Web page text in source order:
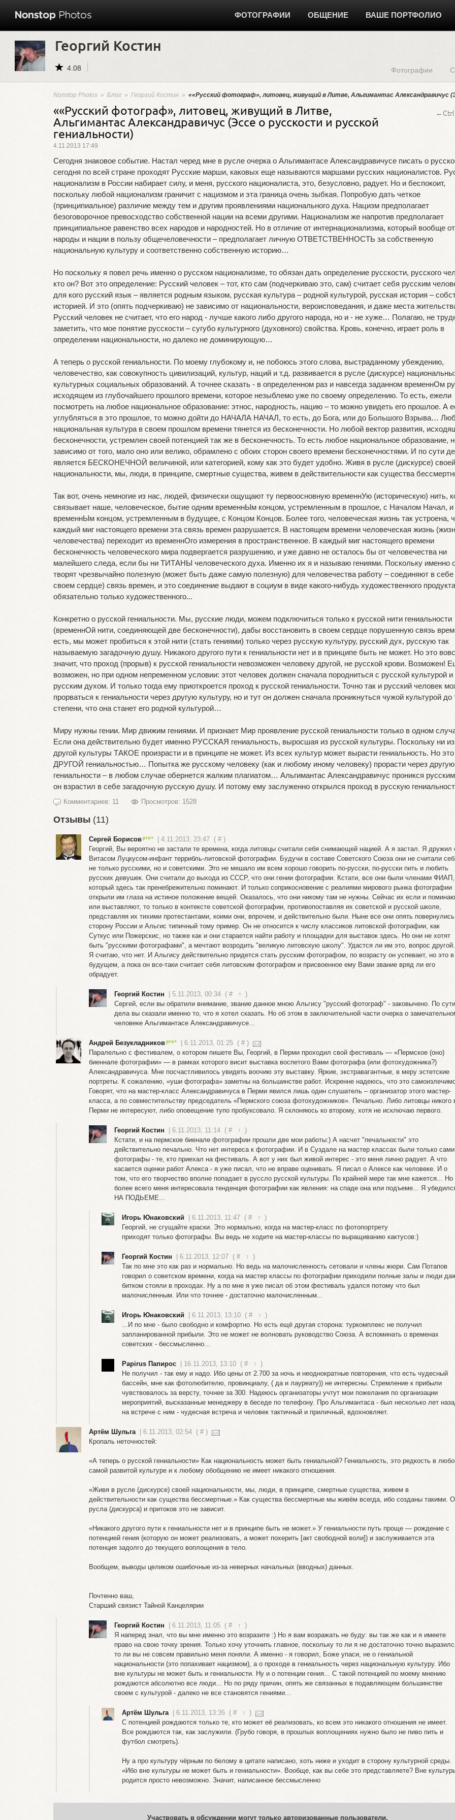
ФОТОГРАФИИ ОБЩЕНИЕ ВАШЕ ПОРТФОЛИО
Георгий Костин
4.08 Фотографии
Nonstop Photos » Блог » Георгий Костин » ««Русский фотограф», литовец, живущий в Литве, Альгимантас Александравичус
««Русский фотограф», литовец, живущий в Литве,
Альгимантас Александравичус (Эссе о русскости и русской
гениальности)
←Ctrl
4.11.2013 17:49
Сегодня знаковое событие. Настал черед мне в русле очерка о Альгимантасе Александравичусе писать о
сегодня по всей стране проходят Русские марши, каковых еще называются маршами русских националистов.
национализм в России набирает силу, и меня, русского националиста, это, безусловно, радует. Но и беспокоит,
поскольку любой национализм граничит с нацизмом и эта граница очень зыбкая. Попробую дать четкое
(принципиальное) различие между тем и другим проявлениями национального духа. Нацизм предполагает
безоговорочное превосходство собственной нации на всеми другими. Национализм же напротив предполагает
принципиальное равенство всех народов и народностей. Но в отличие от интернационализма, который вообще
народы и нации в пользу общечеловечности – предполагает личную ОТВЕТСТВЕННОСТЬ за собственную
национальную культуру и соответственно собственную историю…
Но поскольку я повел речь именно о русском национализме, то обязан дать определение русскости, русского
кто он? Вот это определение: Русский человек – тот, кто сам (подчеркиваю это, сам) считает себя русским
для кого русский язык – является родным языком, русская культура – родной культурой, русская история –
историей. И это (опять подчеркиваю) не зависимо от национальности, вероисповедания, и даже места
Русский человек не считает, что его народ - лучше какого либо другого народа, но и - не хуже… Полагаю, не
заметить, что мое понятие русскости – сугубо культурного (духовного) свойства. Кровь, конечно, играет роль в
определении национальности, но далеко не доминирующую…
А теперь о русской гениальности. По моему глубокому и, не побоюсь этого слова, выстраданному убеждению,
человечество, как совокупность цивилизаций, культур, наций и т.д. развивается в русле (дискурсе)
культурных социальных образований. А точнее сказать - в определенном раз и навсегда заданном временнОм
исходящем из глубочайшего прошлого времени, которое незыблемо уже по своему определению. То есть, ежели
посмотреть на любое национальное образование: этнос, народность, нацию – то можно увидеть его прошлое. А
углубляться в это прошлое, то можно дойти до НАЧАЛА НАЧАЛ, то есть, до Бога, или до Большого Взрыва…
национальная культура в своем прошлом времени тянется из бесконечности. Но любой вектор развития,
бесконечности, устремлен своей потенцией так же в бесконечность. То есть любое национальное образование,
зависимо от того, мало оно или велико, обрамлено с обоих сторон своего времени бесконечностями. И по сути
является БЕСКОНЕЧНОЙ величиной, или категорией, кому как это будет удобно. Живя в русле (дискурсе) своей
национальности, мы, люди, в принципе, смертные существа, живем в действительности как существа
Так вот, очень немногие из нас, людей, физически ощущают ту первоосновную временнУю (историческую) нить,
связывает наше, человеческое, бытие одним временнЫм концом, устремленным в прошлое, с Началом Начал, и
временнЫм концом, устремленным в будущее, с Концом Концов. Более того, человеческая жизнь так устроена,
каждый миг настоящего времени эта связь времен разрушается. В настоящем времени человеческая жизнь
человечества) переходит из временнОго измерения в пространственное. В каждый миг настоящего времени
бесконечность человеческого мира подвергается разрушению, и уже давно не осталось бы от человечества ни
малейшего следа, если бы ни ТИТАНЫ человеческого духа. Именно их я и называю гениями. Поскольку именно
творят чрезвычайно полезную (может быть даже самую полезную) для человечества работу – соединяют в себе
своем сердце) связь времен, и это соединение выдают в социум в виде какого-нибудь художественного
обязательно только художественного...
Конкретно о русской гениальности. Мы, русские люди, можем подключиться только к русской нити гениальности
(временнОй нити, соединяющей две бесконечности), дабы восстановить в своем сердце порушенную связь
есть, мы может пробиться к этой нити (стать гениями) только через русскую культуру, русский дух, русскую так
называемую загадочную душу. Никакого другого пути к гениальности нет и в принципе быть не может. Но это
значит, что проход (прорыв) к русской гениальности невозможен человеку другой, не русской крови. Возможен!
возможен, но при одном непременном условии: этот человек должен сначала породниться с русской культурой и
русским духом. И только тогда ему приоткроется проход к русской гениальности. Точно так и русский человек
прорваться к гениальности через другую культуру, но и тут он должен сначала проникнуться чужой культурой до
степени, что она станет его родной культурой…
Миру нужны гении. Мир движим гениями. И признает Мир проявление русской гениальности только в одном
Если она действительно будет именно РУССКАЯ гениальность, выросшая из русской культуры. Поскольку ни из
другой культуры ТАКОЕ произрасти и в принципе не может. Из всех культур может вырасти гениальность. Но
ДРУГОЙ гениальностью… Попытка же русскому человеку (как и любому иному человеку) прорасти через другую
гениальности – в любом случае обернется жалким плагиатом… Альгимантас Александравичус проникся
он взрастил в себе загадочную русскую душу. И потому ему заслуженно открылся проход в русскую
Комментариев: 11 Просмотров: 1528
Отзывы (11)
Сергей Борисов | 4.11.2013, 23:47 ( # )
Георгий, Вы вероятно не застали те времена, когда литовцы считали себя снимающей нацией. А я застал. Я дружил
Витасом Луцкусом-инфант террибль-литовской фотографии. Будучи в составе Советского Союза они не считали
не только русскими, но и советскими. Это не мешало им всем хорошо говорить по-русски, по-русски пить и любить
русских девушек. Они считали до выхода из СССР, что они гении фотографии. Кстати, все они были членами ФИАП,
который здесь так пренебрежительно поминают. И только соприкосновение с реалиями мирового рынка фотографии
открыли им глаза на истиное положение вещей. Оказалось, что они никому там не нужны. Сейчас их если и
или выставляют, то только в контексте советской фотографии, противопоставляя их советской и русской школе,
представляя их тихими протестантами, коими они, впрочем, и действительно были. Ныне все они опять
сторону России и Альгис типичный тому пример. Он не относится к числу классиков литовской фотографии, как
Суткус или Пожерскис, но также как и они старается найти работу и площадки для выставок здесь. Но они не хотят
быть "русскими фотографами", а мечтают возродить "великую литовскую школу". Удастся ли им это, вопрос другой.
Я считаю, что нет. И Альгису действительно придется стать русским фотографом, по возрасту он успевает, но это в
будущем, а пока он все-таки считает себя литовским фотографом и присвоенное ему Вами звание вряд ли его
обрадует.
Георгий Костин | 5.11.2013, 00:34 ( # ↑ )
Сергей, если вы обратили внимание, звание данное мною Альгису "русский фотограф" - заковычено. По сути
дела вы сказали именно то, что я хотел сказать. Но об этом в заключительной части очерка о
человеке Альгимантасе Александравичусе...
Андрей Безукладников | 6.11.2013, 01:25 ( # )
Паралельно с фестивалем, о котором пишете Вы, Георгий, в Перми проходил свой фестиваль — «Пермское (оно)
биеннале фотографии» — в рамках которого висит выставка воспетого Вами фотографа (или фотохудожника?)
Александравичуса. Мне посчастливилось увидеть воочию эту выставку. Яркие, экстравагантные, в меру эстетские
портреты. К сожалению, «уши фотографа» заметны на большинстве работ. Искренне надеюсь, что это
Говорят, что на мастер-класс Александравичуса в Перми явился лишь один слушатель – организатор этого мастер-
класса, а по совместительству председатель «Пермского союза фотохудожников». Печально. Либо литовцы никого
Перми не интересуют, либо оповещение тупо пробуксовало. Я склоняюсь ко второму, хотя не исключаю первого.
Георгий Костин | 6.11.2013, 11:14 ( # ↑ )
Кстати, и на пермское биенале фотографии прошли две мои работы:) А насчет "печальности" это
действительно печально. Что нет интереса к фотографии. И в Суздале на мастер классах были только сами
фотографы - те, кто приехал на фестиваль. А вот у них был живой интерес - это меня лично радует. А что
касается оценки работ Алекса - я уже писал, что не вправе оценивать. Я писал о Алексе как человеке. И о
том, что его творчество вполне попадает в руссло русской культуры. По крайней мере так мне кажется... Но
более всего меня интересовала тенденция фотографии как явления: на спаде она или подъеме... Я
НА ПОДЬЕМЕ...
Игорь Юнаковский | 6.11.2013, 11:47 ( # ↑ )
Георгий, не сгущайте краски. Это нормально, когда на мастер-класс по фотопортрету
приходят только фотографы. Вы ведь не ходите на мастер-классы по выращиванию кактусов:)
Георгий Костин | 6.11.2013, 12:07 ( # ↑ )
Так по мне это как раз и нормально. Но ведь на малочисленность сетовали и члены жюри. Сам Потапов
говорил о советском времени, когда на мастер классы по фотографии приходили полные залы и люди
битком стояли в проходах. Ну а по мне я уже писал об этом фестиваль удался потому что был
малочисленным. Или что точнее - достаточно малочисленным...
Игорь Юнаковский | 6.11.2013, 13:10 ( # ↑ )
...И по мне - было свободно и комфортно. Но есть ещё другая сторона: туркомплекс не получил
запланированной прибыли. Это не может не волновать руководство Союза. А вспоминать о временах
советских - бессмысленно...
Papirus Папирос | 16.11.2013, 13:10 ( # ↑ )
Не получил - так ему и надо. Ибо цены от 2.700 за ночь и неоднократные повторения, что есть чудесный
бассейн, мне как фотолюбителю, провинциалу, ( да и лауреату)) не интересны. Стремление к прибыли
чувствовалось за версту, точнее за 300. Надеюсь организаторы учтут мои пожелания по организации
мероприятий, высказанные менеджеру в беседе по телефону. Про Альгимантаса - был несколько лет
на встрече с ним - чудесная встреча и человек тактичный и приличный, вдохновляет.
Артём Шульга | 6.11.2013, 02:54 ( # )
Кропаль неточностей:
«А теперь о русской гениальности» Как национальность может быть гениальной? Гениальность, это редкость в
самой развитой культуре и к любому обобщению не имеет никакого отношения.
«Живя в русле (дискурсе) своей национальности, мы, люди, в принципе, смертные существа, живем в
действительности как существа бессмертные.» Как существа бессмертные мы живём всегда, ибо созданы такими.
русла (дискурса) и притоков это не зависит.
«Никакого другого пути к гениальности нет и в принципе быть не может.» У гениальности путь проще — рождение с
потенцией гения (которую он может реализовать, а может похерить [акт свободной воли]) и заслуживается эта
потенция задолго до текущего воплощения в тело.
Вообщем, выводы целиком ошибочные из-за неверных начальных (вводных) данных.
Почтенно ваш,
Старший связист Тайной Канцелярии
Георгий Костин | 6.11.2013, 11:05 ( # ↑ )
Я наперед знал, что вы мне именно это возразите :) Но я вам возражать не буду: вы так же как и я имеете
право на свою точку зрения. Только хочу уточнить главное, поскольку то ли я не достаточно точно
то ли вы не совсем правильно меня поняли. А именно - я говорил, Боже упаси, не о гениальной
национальности (это попахивает нацизмом), а о проходе в гениальность через национальную культуру. Ибо
вне культуры не может быть и гениальности. Ну и о потенции гения... С такой потенцией по моему мнению
рождаются абсолютно все люди... Но по ряду причин, опять же связанных в подавляющем большинстве
своем с культурой - далеко не все становятся гениями...
Артём Шульга | 6.11.2013, 13:35 ( # ↑ )
С потенцией рождаются только те, кто может её реализовать, ко всем это никакого отношения не имеет.
Все рождаются так, как заслужили. (Грубо говоря, в прошлых воплощениях нужно было не пиво пить и
футбол смотреть).
Ну а про культуру чёрным по белому в цитате написано, хоть ниже и уходит в сторону культурной среды.
«Ибо вне культуры не может быть и гениальности». Вообще, как вы себе это представляете? Вне
родится просто невозможно. Значит, написанное бессмысленно
Участвовать в обсуждении могут только авторизованные пользователи.